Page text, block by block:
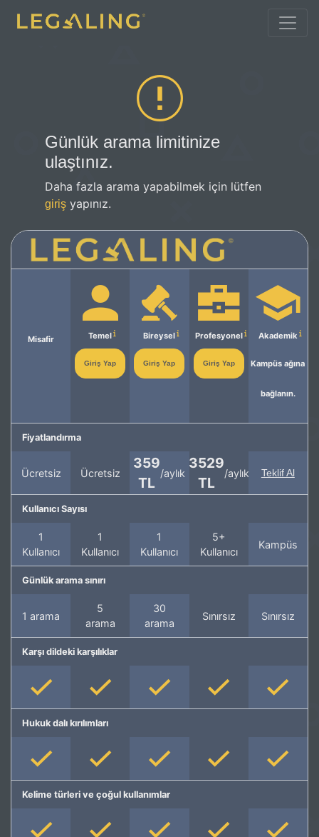
Günlük arama limitinize
ulaştınız.
Daha fazla arama yapabilmek için lütfen
giriş yapınız.
Misafir Temel
Giriş Yap
Bireysel
Giriş Yap
Profesyonel
Giriş Yap
Akademik
Kampüs ağına
bağlanın.
Fiyatlandırma
Ücretsiz Ücretsiz
359
TL
/aylık
3529
TL
/aylık Teklif Al
Kullanıcı Sayısı
1
Kullanıcı
1
Kullanıcı
1
Kullanıcı
5+
Kullanıcı
Kampüs
Günlük arama sınırı
1 arama
5
arama
30
arama
Sınırsız Sınırsız
Karşı dildeki karşılıklar
Hukuk dalı kırılımları
Kelime türleri ve çoğul kullanımlar